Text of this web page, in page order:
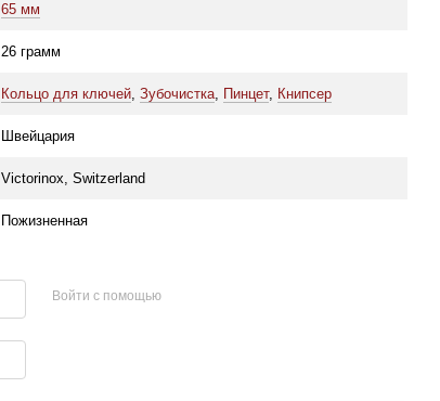
65 мм
26 грамм
Кольцо для ключей, Зубочистка, Пинцет, Книпсер
Швейцария
Victorinox, Switzerland
Пожизненная
Войти с помощью